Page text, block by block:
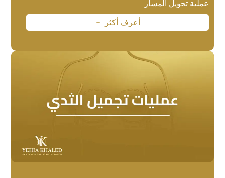
عملية تحويل المسار
أعرف أكثر L